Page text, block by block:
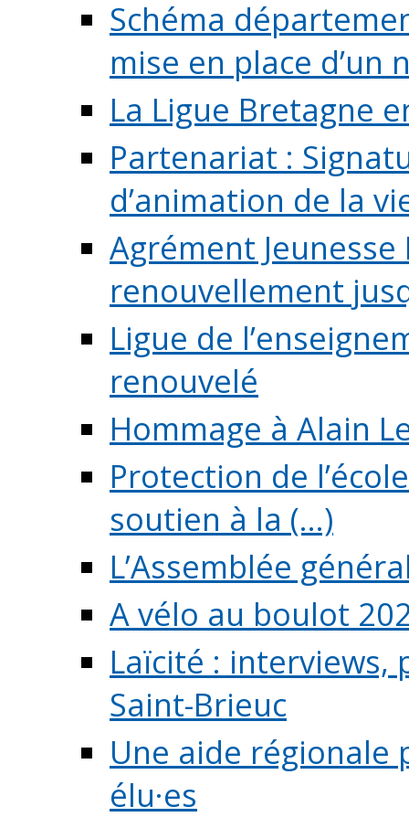
Schéma
mise en place d’un
La Ligue Bretagne
Partenariat :
d’animation de la
Agrément
renouvellement
Ligue de
renouvelé
Hommage à Alain
Protection de
soutien à la (...)
L’Assemblée
A vélo au boulot
Laïcité :
Saint-Brieuc
Une aide régionale
élu·es